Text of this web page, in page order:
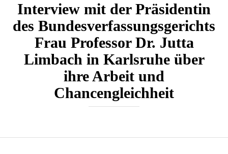
Interview mit der Präsidentin
des Bundesverfassungsgerichts
Frau Professor Dr. Jutta
Limbach in Karlsruhe über
ihre Arbeit und
Chancengleichheit